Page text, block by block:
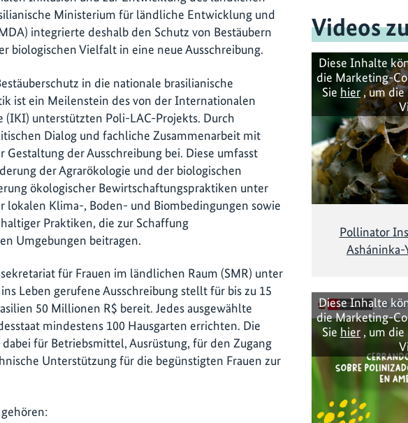
Ministerium für ländliche Entwicklung und
integrierte deshalb den Schutz von Bestäubern
biologischen Vielfalt in eine neue Ausschreibung.
in die nationale brasilianische
ist ein Meilenstein des von der Internationalen
(IKI) unterstützten Poli-LAC-Projekts. Durch
Dialog und fachliche Zusammenarbeit mit
Gestaltung der Ausschreibung bei. Diese umfasst
der Agrarökologie und der biologischen
ökologischer Bewirtschaftungspraktiken unter
lokalen Klima-, Boden- und Biombedingungen sowie
Praktiken, die zur Schaffung
Umgebungen beitragen.
für Frauen im ländlichen Raum (SMR) unter
Leben gerufene Ausschreibung stellt für bis zu 15
50 Millionen R$ bereit. Jedes ausgewählte
mindestens 100 Hausgarten errichten. Die
für Betriebsmittel, Ausrüstung, für den Zugang
Unterstützung für die begünstigten Frauen zur
Videos
Diese Inhalte
die Marketing-
Sie hier, um die
Pollinator
Asháninka-
Diese Inhalte
die Marketing-
Sie hier , um die